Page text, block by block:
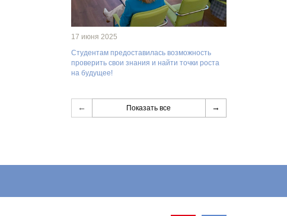
17 июня 2025
Студентам предоставилась возможность
проверить свои знания и найти точки роста
на будущее!
← Показать все →